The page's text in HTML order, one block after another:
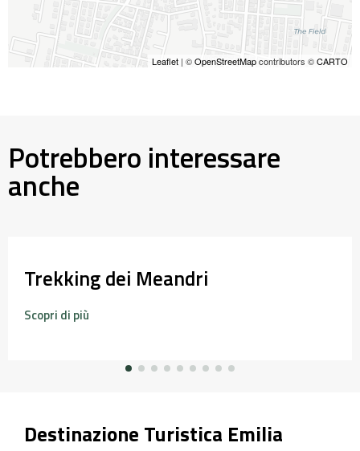
Leaflet | ©OpenStreetMapcontributors ©CARTO
Potrebbero interessare
anche
Trekking dei Meandri
Scopri di più
Destinazione Turistica Emilia